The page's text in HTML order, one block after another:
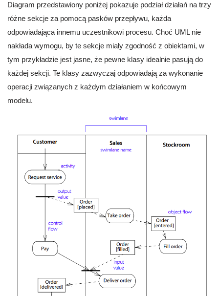
Diagram przedstawiony poniżej pokazuje podział działań na trzy
różne sekcje za pomocą pasków przepływu, każda
odpowiadająca innemu uczestnikowi procesu. Choć UML nie
nakłada wymogu, by te sekcje miały zgodność z obiektami, w
tym przykładzie jest jasne, że pewne klasy idealnie pasują do
każdej sekcji. Te klasy zazwyczaj odpowiadają za wykonanie
operacji związanych z każdym działaniem w końcowym
modelu.